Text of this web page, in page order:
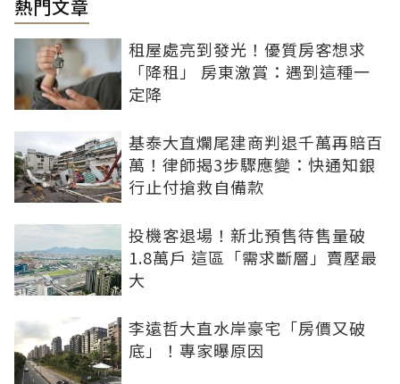
熱門文章
租屋處亮到發光！優質房客想求
「降租」 房東激賞：遇到這種一
定降
基泰大直爛尾建商判退千萬再賠百
萬！律師揭3步驟應變：快通知銀
行止付搶救自備款
投機客退場！新北預售待售量破
1.8萬戶 這區「需求斷層」賣壓最
大
李遠哲大直水岸豪宅「房價又破
底」！專家曝原因